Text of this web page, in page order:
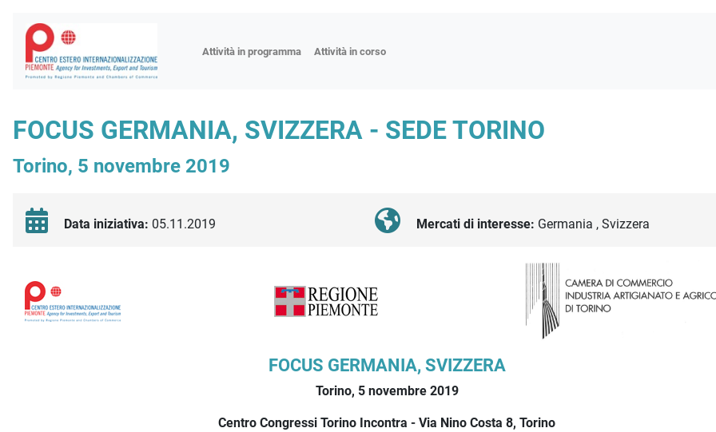
Attività in programma Attività in corso
Fiere
Workshop
Focus settoriali
FOCUS GERMANIA, SVIZZERA - SEDE TORINO
Torino, 5 novembre 2019
Data iniziativa: 05.11.2019 Mercati di interesse: Germania , Svizzera
FOCUS GERMANIA, SVIZZERA
Torino, 5 novembre 2019
Centro Congressi Torino Incontra - Via Nino Costa 8, Torino